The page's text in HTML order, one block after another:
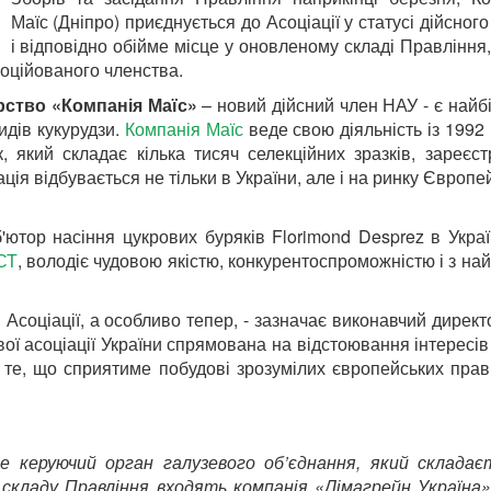
Маїс (Дніпро) приєднується до Асоціації у статусі
і відповідно обійме місце у оновленому складі
членства.
«Компанія Маїс» – новий дійсний член НАУ - є
кукурудзи. Компанія Маїсведе свою діяльність із
складає кілька тисяч селекційних зразків,
відбувається не тільки в України, але і на ринку
насіння цукрових буряків Florimond Desprez в
, володіє чудовою якістю, конкурентоспроможністю і з
а особливо тепер, - зазначає виконавчий
асоціації України спрямована на відстоювання
що сприятиме побудові зрозумілих європейських
керуючий орган галузевого об’єднання, який